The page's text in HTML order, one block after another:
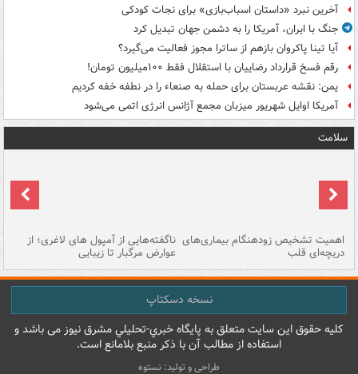
آخرین نبرد «داستان اسباب‌بازی» برای نجات کودکی
جنگ با ایران، آمریکا را به دشمن جهان تبدیل کرد
آیا تینا پاکروان بازهم از ساترا مجوز فعالیت می‌گیرد؟
رقم فسخ قرارداد رضاییان با استقلال فقط ۱۰۰میلیون تومان!
یمن: نقشه عربستان برای حمله به صنعاء را در نطفه خفه کردیم
آمریکا اوایل شهریور میزبان مجمع آژانس انرژی اتمی می‌شود
سلامت
اهمیت تشخیص زودهنگام بیماری‌های
دریچه‌ای قلب
ناگفته‌هایی از آمپول های لاغری؛ از
عوارض مرگبار تا زیبایی
نسخه دسکتاپ
کليه حقوق اين سايت متعلق به پایگاه خبري-تحليلي مشرق نيوز می باشد و
استفاده از مطالب آن با ذکر منبع بلامانع است.
طراحی و تولید: نستوه